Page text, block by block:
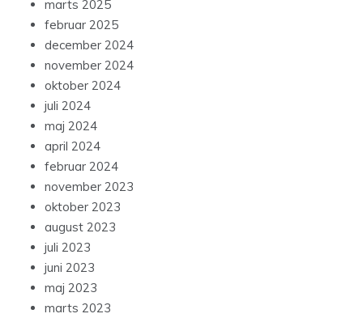
marts 2025
februar 2025
december 2024
november 2024
oktober 2024
juli 2024
maj 2024
april 2024
februar 2024
november 2023
oktober 2023
august 2023
juli 2023
juni 2023
maj 2023
marts 2023